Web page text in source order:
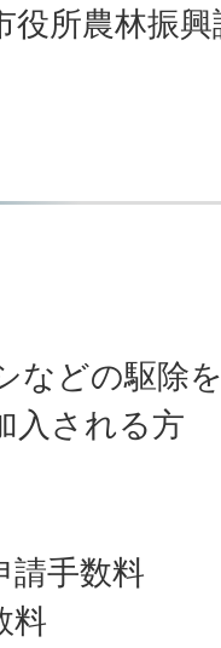
役所農林振
などの駆除
入される方
請手数料
料